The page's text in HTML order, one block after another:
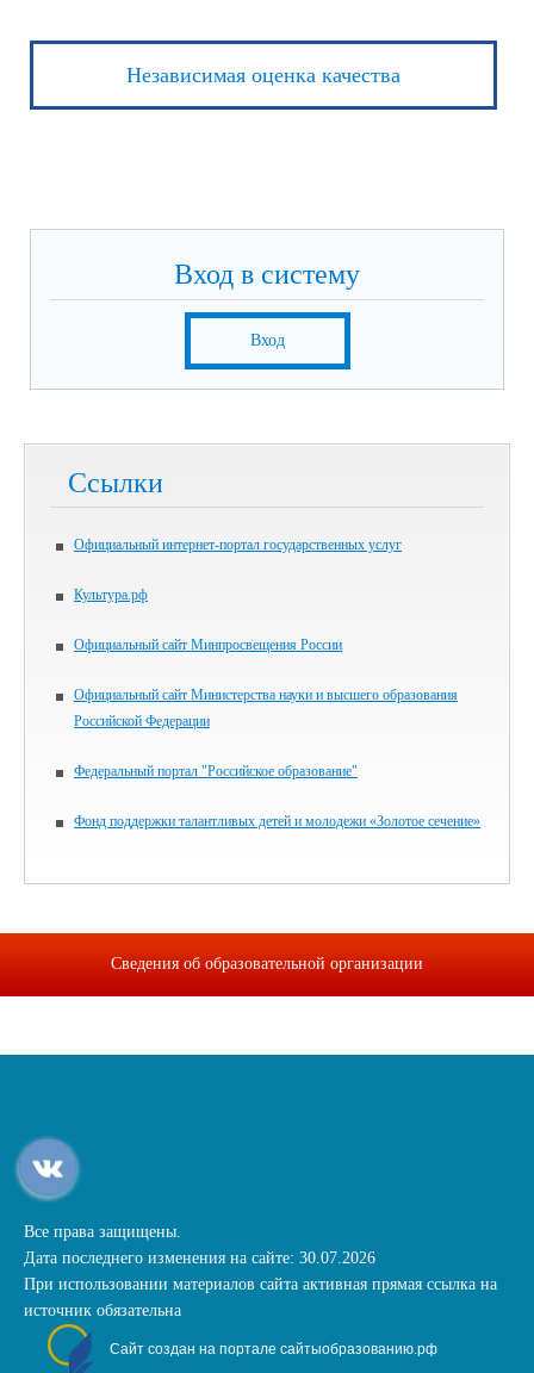
Независимая оценка качества
Вход в систему
Вход
Ссылки
Официальный интернет-портал государственных услуг
Культура.рф
Официальный сайт Минпросвещения России
Официальный сайт Министерства науки и высшего образования
Российской Федерации
Федеральный портал "Российское образование"
Фонд поддержки талантливых детей и молодежи «Золотое сечение»
Сведения об образовательной организации
Все права защищены.
Дата последнего изменения на сайте: 30.07.2026
При использовании материалов сайта активная прямая ссылка на
источник обязательна
Сайт создан на портале сайтыобразованию.рф